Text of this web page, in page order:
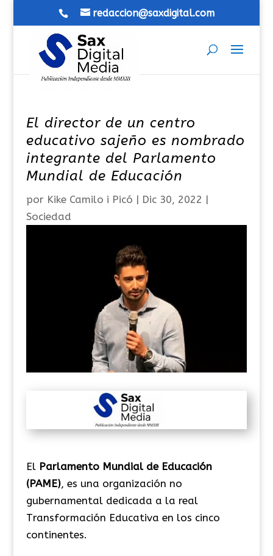
redaccion@saxdigital.com
El director de un centro
educativo sajeño es nombrado
integrante del Parlamento
Mundial de Educación
por Kike Camilo i Picó | Dic 30, 2022 |
Sociedad
El Parlamento Mundial de Educación
(PAME), es una organización no
gubernamental dedicada a la real
Transformación Educativa en los cinco
continentes.